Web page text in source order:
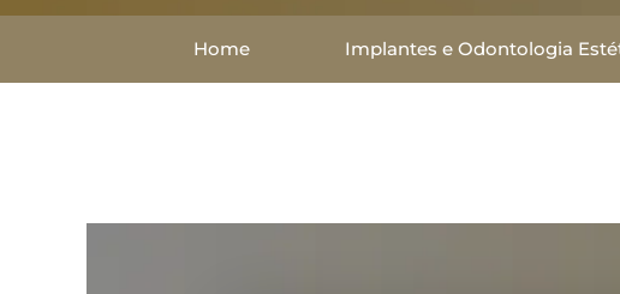
Home Implantes e Odontologia